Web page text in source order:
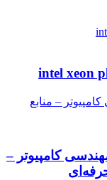
– منابع
کامپیوتر –